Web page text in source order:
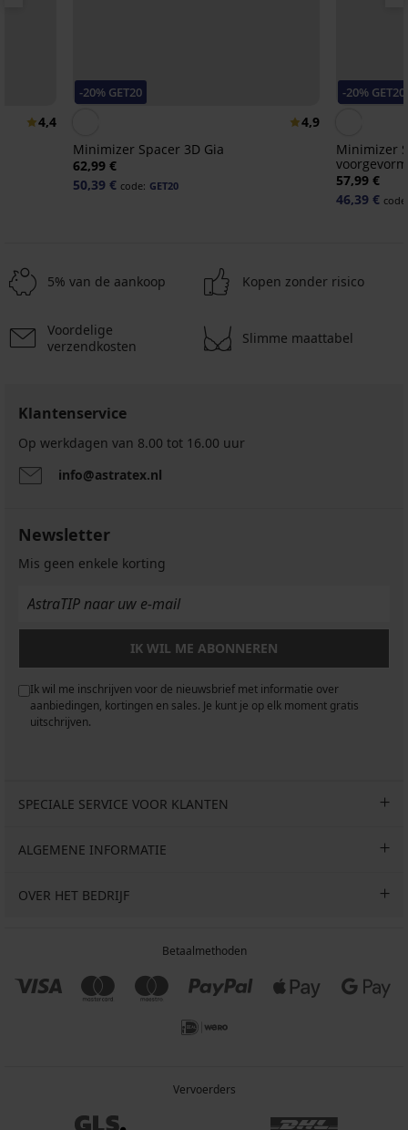
4,4
-20% GET20
4,9
Minimizer Spacer 3D Gia
62,99 €
50,39 € code: GET20
-20% GET20
Minimizer
57,99 €
46,39 €
5% van de aankoop Kopen zonder risico
Voordelige
verzendkosten
Slimme maattabel
Klantenservice
Op werkdagen van 8.00 tot 16.00 uur
info@astratex.nl
Newsletter
Mis geen enkele korting
IK WIL ME ABONNEREN
Ik wil me inschrijven voor de nieuwsbrief met informatie over
aanbiedingen, kortingen en sales. Je kunt je op elk moment gratis
uitschrijven.
SPECIALE SERVICE VOOR KLANTEN
ALGEMENE INFORMATIE
OVER HET BEDRIJF
Betaalmethoden
Vervoerders